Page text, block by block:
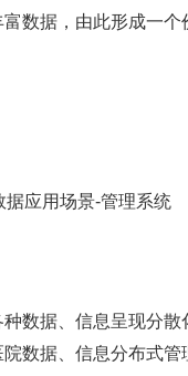
数据，由此形成一个
据应用场景-管理系统
种数据、信息呈现分
院数据、信息分布式